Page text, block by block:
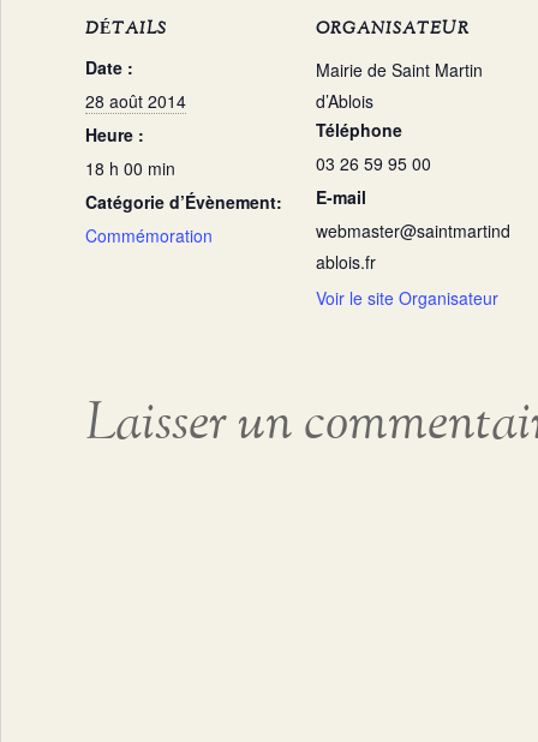
DÉTAILS
Date :
28 août 2014
Heure :
18 h 00 min
Catégorie d’Évènement:
Commémoration
ORGANISATEUR
Mairie de Saint Martin
d’Ablois
Téléphone
03 26 59 95 00
E-mail
webmaster@saintmartind
ablois.fr
Voir le site Organisateur
Laisser un